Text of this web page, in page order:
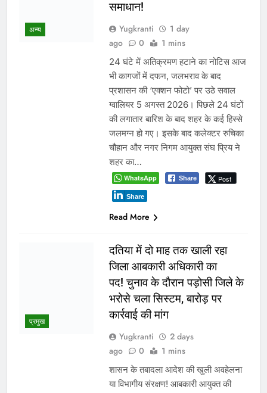
राज्यों को फटकार, अधिकारियों पर
अवमानना की कार्रवाई के संकेत
Yugkranti
2 days
ago
0 1 mins
सील भवन दोबारा खोलने वालों पर FIR के
निर्देश,आवासीय क्षेत्रों में अवैध भू-उपयोग पर
कड़ा रुख भोपाल के अवैध निर्माण और भू-
उपयोग मामले में 5 अगस्त को होगी अहम
सुनवाई नई दिल्ली। देशभर में आवासीय
भूखंडों पर अवैध निर्माण, नियमों के विपरीत भू-
उपयोग और प्रशासनिक उदासीनता को लेकर
WhatsApp
Read More
रीवा के कमिश्नर का अनूठा नवाचार:
हर विद्यार्थी को मिलेगा करियर
की नई पहल
Yugkranti
2 days
ago
0 1 mins